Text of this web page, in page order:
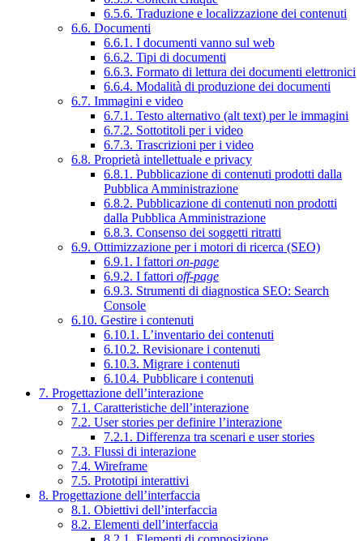
6.5.6. Traduzione e localizzazione dei contenuti
6.6. Documenti
6.6.1. I documenti vanno sul web
6.6.2. Tipi di documenti
6.6.3. Formato di lettura dei documenti elettronici
6.6.4. Modalità di produzione dei documenti
6.7. Immagini e video
6.7.1. Testo alternativo (alt text) per le immagini
6.7.2. Sottotitoli per i video
6.7.3. Trascrizioni per i video
6.8. Proprietà intellettuale e privacy
6.8.1. Pubblicazione di contenuti prodotti dalla
Pubblica Amministrazione
6.8.2. Pubblicazione di contenuti non prodotti
dalla Pubblica Amministrazione
6.8.3. Consenso dei soggetti ritratti
6.9. Ottimizzazione per i motori di ricerca (SEO)
6.9.1. I fattori on-page
6.9.2. I fattori off-page
6.9.3. Strumenti di diagnostica SEO: Search
Console
6.10. Gestire i contenuti
6.10.1. L’inventario dei contenuti
6.10.2. Revisionare i contenuti
6.10.3. Migrare i contenuti
6.10.4. Pubblicare i contenuti
7. Progettazione dell’interazione
7.1. Caratteristiche dell’interazione
7.2. User stories per definire l’interazione
7.2.1. Differenza tra scenari e user stories
7.3. Flussi di interazione
7.4. Wireframe
7.5. Prototipi interattivi
8. Progettazione dell’interfaccia
8.1. Obiettivi dell’interfaccia
8.2. Elementi dell’interfaccia